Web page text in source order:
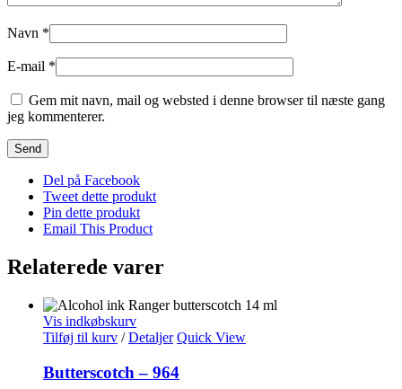
Navn *
E-mail *
Gem mit navn, mail og websted i denne browser til næste gang
jeg kommenterer.
Del på Facebook
Tweet dette produkt
Pin dette produkt
Email This Product
Relaterede varer
Vis indkøbskurv
Tilføj til kurv / Detaljer Quick View
Butterscotch – 964